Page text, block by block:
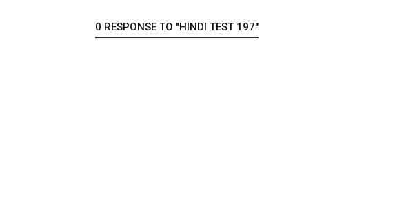
0 RESPONSE TO "HINDI TEST 197"